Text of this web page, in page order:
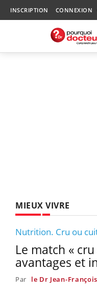
INSCRIPTION CONNEXION
MIEUX VIVRE
Nutrition. Cru ou
Le match «
avantages et
Par le Dr Jean-